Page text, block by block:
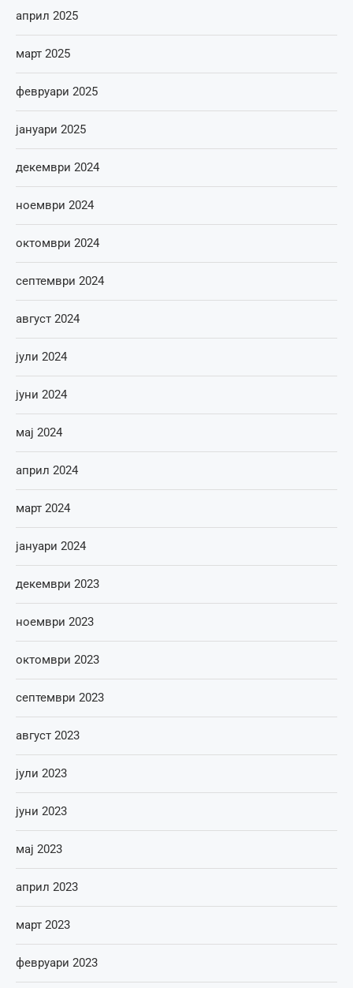
април 2025
март 2025
февруари 2025
јануари 2025
декември 2024
ноември 2024
октомври 2024
септември 2024
август 2024
јули 2024
јуни 2024
мај 2024
април 2024
март 2024
јануари 2024
декември 2023
ноември 2023
октомври 2023
септември 2023
август 2023
јули 2023
јуни 2023
мај 2023
април 2023
март 2023
февруари 2023